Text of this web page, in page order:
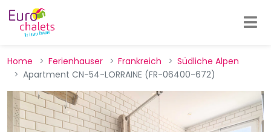
Home Ferienhauser Frankreich
Südliche Alpen
Apartment CN-54-LORRAINE (FR-06400-672)